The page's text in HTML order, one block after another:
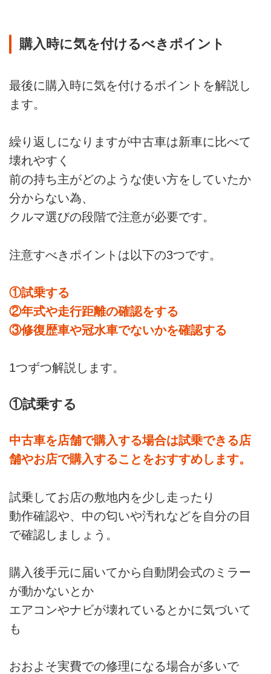
購入時に気を付けるべきポイント
最後に購入時に気を付けるポイントを解説し
ます。
繰り返しになりますが中古車は新車に比べて
壊れやすく
前の持ち主がどのような使い方をしていたか
分からない為、
クルマ選びの段階で注意が必要です。
注意すべきポイントは以下の3つです。
①試乗する
②年式や走行距離の確認をする
③修復歴車や冠水車でないかを確認する
1つずつ解説します。
①試乗する
中古車を店舗で購入する場合は試乗できる店
舗やお店で購入することをおすすめします。
試乗してお店の敷地内を少し走ったり
動作確認や、中の匂いや汚れなどを自分の目
で確認しましょう。
購入後手元に届いてから自動閉会式のミラー
が動かないとか
エアコンやナビが壊れているとかに気づいて
も
おおよそ実費での修理になる場合が多いで